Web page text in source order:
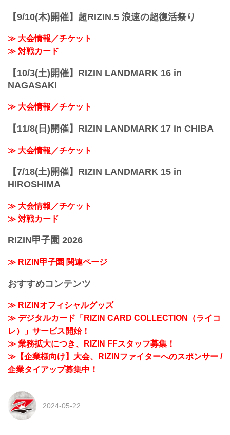
【9/10(木)開催】超RIZIN.5 浪速の超復活祭り
≫ 大会情報／チケット
≫ 対戦カード
【10/3(土)開催】RIZIN LANDMARK 16 in
NAGASAKI
≫ 大会情報／チケット
【11/8(日)開催】RIZIN LANDMARK 17 in CHIBA
≫ 大会情報／チケット
【7/18(土)開催】RIZIN LANDMARK 15 in
HIROSHIMA
≫ 大会情報／チケット
≫ 対戦カード
RIZIN甲子園 2026
≫ RIZIN甲子園 関連ページ
おすすめコンテンツ
≫ RIZINオフィシャルグッズ
≫ デジタルカード「RIZIN CARD COLLECTION（ライコ
レ）」サービス開始！
≫ 業務拡大につき、RIZIN FFスタッフ募集！
≫【企業様向け】大会、RIZINファイターへのスポンサー /
企業タイアップ募集中！
2024-05-22